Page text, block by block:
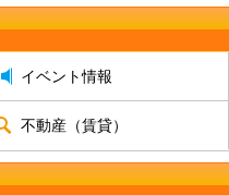
イベント情報
不動産（賃貸）